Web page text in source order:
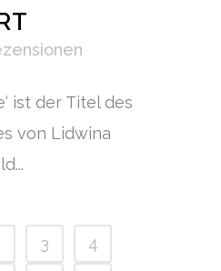
ist der Titel des
von Lidwina
3
4